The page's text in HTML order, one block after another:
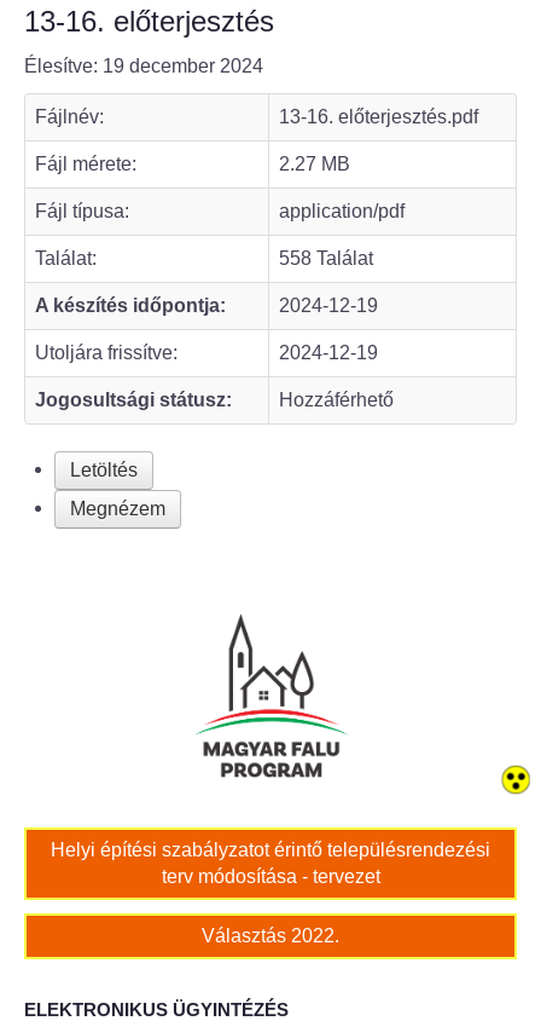
Polgármesteri köszöntő
Bölcske település
Bölcske történelme
Mi újság Bölcskén?
Értéktár bizottság
Turizmus
Látnivalók
Szállások
Egyházak, civilek
Bölcskei női kar
Bölcskei Rákóczi Horgász Egyesület
Bölcskei Sportegyesület
Bölcskei Sólymok Íjász Baráti Kör
Amatőr Színjátszó Társulat Egyesület
Múló Évek Nyugdíjas Klub
Katolikus Egyház
13-16. előterjesztés
Élesítve: 19 december 2024
Fájlnév: 13-16. előterjesztés.pdf
Fájl mérete: 2.27 MB
Fájl típusa: application/pdf
Találat: 558 Találat
A készítés időpontja: 2024-12-19
Utoljára frissítve: 2024-12-19
Jogosultsági státusz: Hozzáférhető
Letöltés
Megnézem
Helyi építési szabályzatot érintő településrendezési
terv módosítása - tervezet
Választás 2022.
ELEKTRONIKUS ÜGYINTÉZÉS